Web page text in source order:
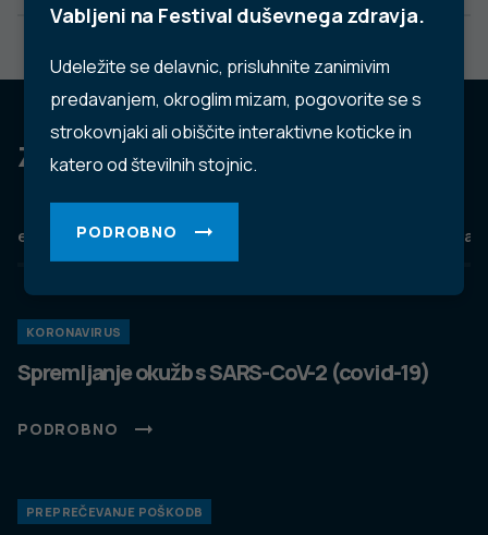
Vabljeni na Festival duševnega zdravja.
Udeležite se delavnic, prisluhnite zanimivim
predavanjem, okroglim mizam, pogovorite se s
strokovnjaki ali obiščite interaktivne koticke in
katero od številnih stojnic.
PODROBNO
Za dobro javno zdravje
eZdravje Podatkovni portal
KORONAVIRUS
Spremljanje okužb s SARS-CoV-2 (covid-19)
PODROBNO
PREPREČEVANJE POŠKODB